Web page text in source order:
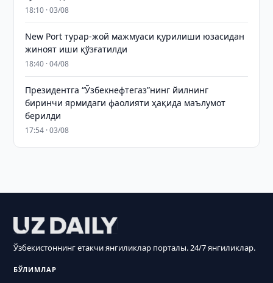
18:10 · 03/08
New Port турар-жой мажмуаси қурилиши юзасидан
жиноят иши қўзғатилди
18:40 · 04/08
Президентга “Ўзбекнефтегаз”нинг йилнинг
биринчи ярмидаги фаолияти ҳақида маълумот
берилди
17:54 · 03/08
Ўзбекистоннинг етакчи янгиликлар порталы. 24/7 янгиликлар.
БЎЛИМЛАР